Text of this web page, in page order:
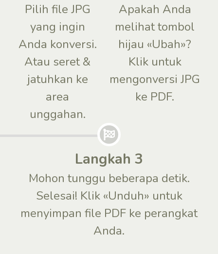
Pilih file JPG
yang ingin
Anda konversi.
Atau seret &
jatuhkan ke
area
unggahan.
Apakah Anda
melihat tombol
hijau «Ubah»?
Klik untuk
mengonversi JPG
ke PDF.
Langkah 3
Mohon tunggu beberapa detik.
Selesai! Klik «Unduh» untuk
menyimpan file PDF ke perangkat
Anda.